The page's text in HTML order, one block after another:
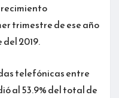
trimestre de ese año
2019.
telefónicas entre
al 53.9% del total de